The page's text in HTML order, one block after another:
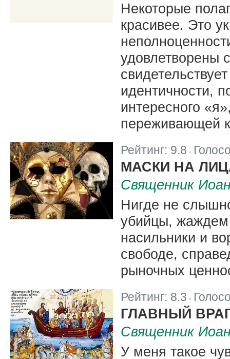
Некоторые
красивее. Это
удовлетворены
идентичности,
интересного
переживающей
Рейтинг: 9.8
МАСКИ НА
Священник
Нигде не
убийцы,
насильники и
свободе,
рыночных
Рейтинг: 8.3
ГЛАВНЫЙ
Священник
У меня такое